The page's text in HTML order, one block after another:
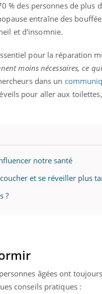
% des personnes de plus
entraîne des
et d'insomnie.
pour la réparation
moins nécessaires,
dans un
pour aller aux
notre santé
et se réveiller plus
?
âgées ont
conseils pratiques :
mise sur le bien
travail" de Pourquoi
Régis Blugeon, DRH et